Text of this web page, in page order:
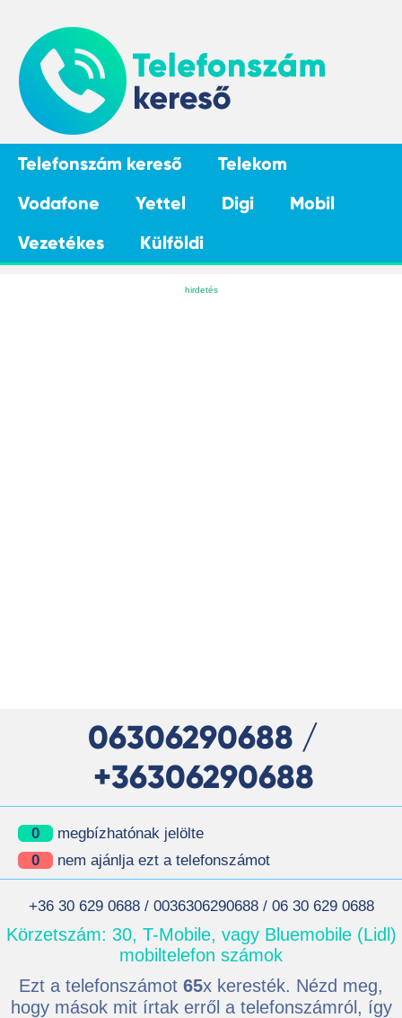
Telefonszám kereső
Telekom
Vodafone
Yettel Digi
Mobil
Vezetékes
Külföldi
06306290688 /
+36306290688
0
megbízhatónak jelölte
0
nem ajánlja ezt a telefonszámot
+36 30 629 0688 / 0036306290688 / 06 30 629 0688
Körzetszám: 30, T-Mobile, vagy Bluemobile (Lidl)
mobiltelefon számok
Ezt a telefonszámot 65x keresték. Nézd meg,
hogy mások mit írtak erről a telefonszámról, így